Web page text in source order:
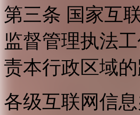
第三条 国家互
监督管理执法
责本行政区域
各级互联网信